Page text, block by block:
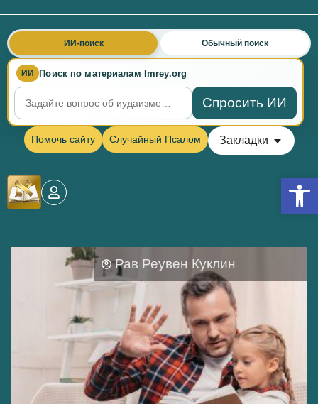
ИИ Поиск по материалам Imrey.org
Спросить ИИ
ИИ-поиск Обычный поиск
Помочь сайту Случайный Псалом Закладки
Рав Реувен Куклин